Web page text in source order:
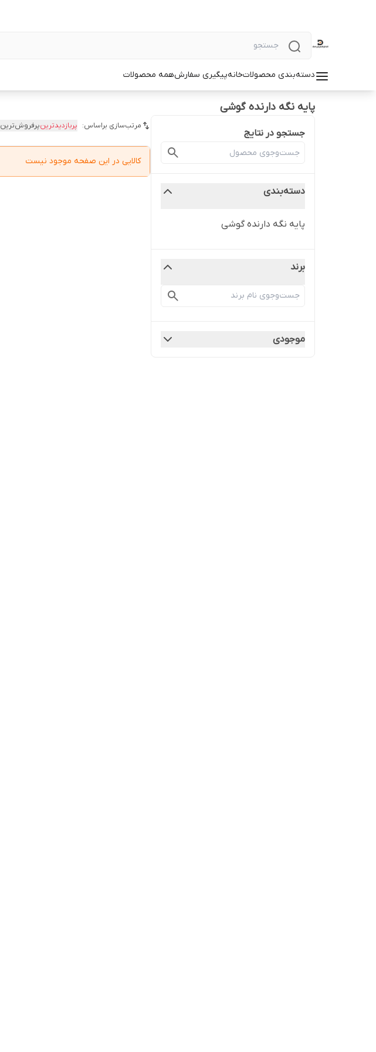
دسته‌بندی محصولاتخانهپیگیری سفارشهمه محصولات
پایه نگه دارنده گوشی
جستجو در نتایج
دسته‌بندی
پایه نگه دارنده گوشی
برند
موجودی
مرتب‌سازی براساس: پربازدیدترینپرفروش‌ترین
کالایی در این صفحه موجود نیست